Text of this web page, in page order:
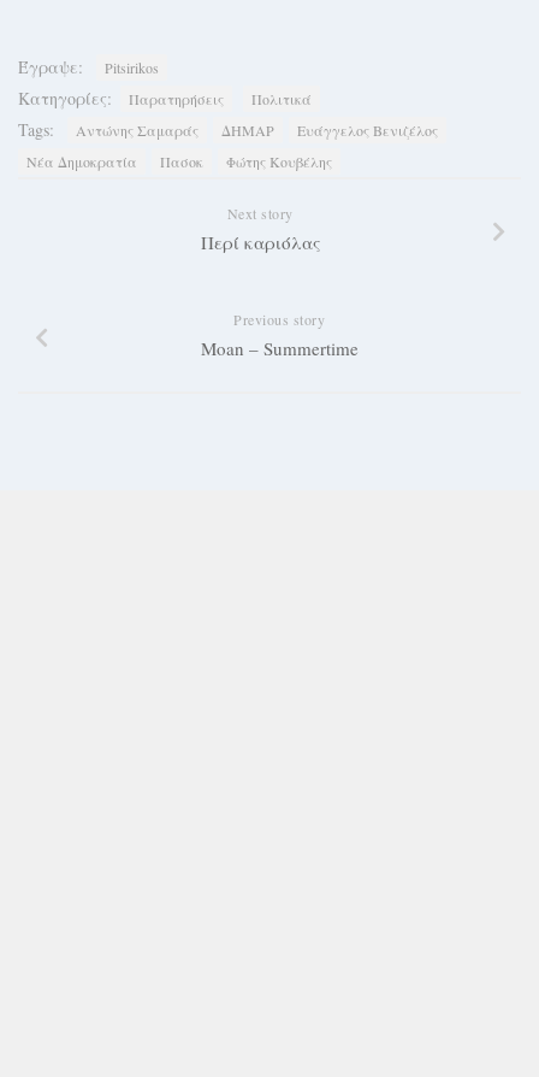
Έγραψε: Pitsirikos
Κατηγορίες: Παρατηρήσεις Πολιτικά
Tags: Αντώνης Σαμαράς ΔΗΜΑΡ
Ευάγγελος Βενιζέλος
Νέα Δημοκρατία
Πασοκ Φώτης Κουβέλης
Next story
Περί καριόλας
Previous story
Moan – Summertime